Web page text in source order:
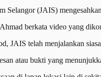
Selangor (JAIS)
berkata video yang
JAIS telah menjalankan
atau bukti yang